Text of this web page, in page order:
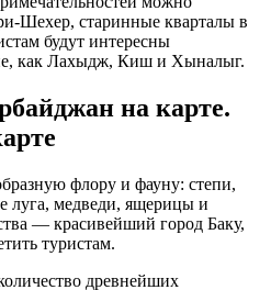
Шехер, старинные кварталы в
будут интересны
как Лахыдж, Киш и Хыналыг.
на карте.
флору и фауну: степи,
луга, медведи, ящерицы и
— красивейший город Баку,
туристам.
древнейших